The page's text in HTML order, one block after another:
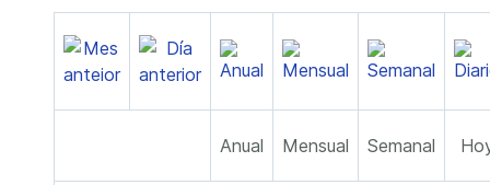
Anual Mensual Semanal